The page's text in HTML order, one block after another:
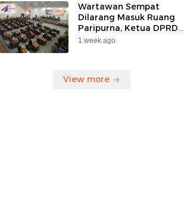
Wartawan Sempat
Dilarang Masuk Ruang
Paripurna, Ketua DPRD
Kaltara Mengaku Belum
1 week ago
View more